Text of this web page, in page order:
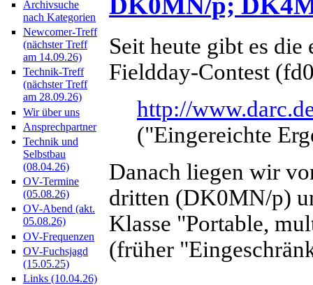
Archivsuche
nach Kategorien
Newcomer-Treff
(nächster Treff
am 14.09.26)
Technik-Treff
(nächster Treff
am 28.09.26)
Wir über uns
Ansprechpartner
Technik und
Selbstbau
(08.04.26)
OV-Termine
(05.08.26)
OV-Abend (akt.
05.08.26)
OV-Frequenzen
OV-Fuchsjagd
(15.05.25)
Links (10.04.26)
Seit heute gibt es die
Fieldday-Contest
http://
("Eingereichte
Danach liegen wir
dritten (DK0MN/p)
Klasse "Portable,
(früher